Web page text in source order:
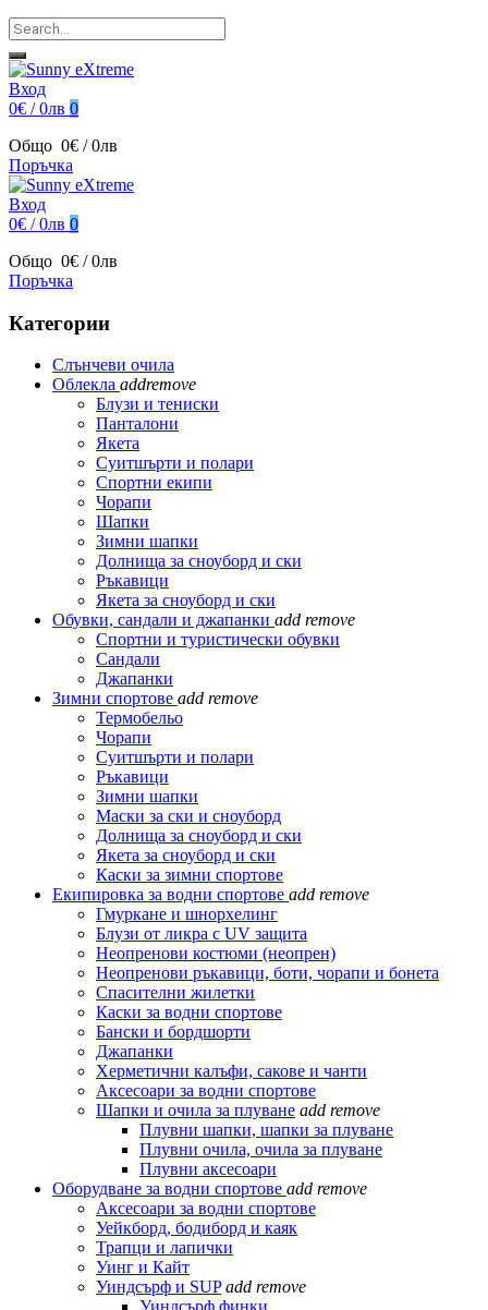
Вход
0€ / 0лв 0
Общо 0€ / 0лв
Поръчка
Вход
0€ / 0лв 0
Общо 0€ / 0лв
Поръчка
Категории
Слънчеви очила
Облекла addremove
Блузи и тениски
Панталони
Якета
Суитшърти и полари
Спортни екипи
Чорапи
Шапки
Зимни шапки
Долнища за сноуборд и ски
Ръкавици
Якета за сноуборд и ски
Обувки, сандали и джапанки add remove
Спортни и туристически обувки
Сандали
Джапанки
Зимни спортове add remove
Термобельо
Чорапи
Суитшърти и полари
Ръкавици
Зимни шапки
Маски за ски и сноуборд
Долнища за сноуборд и ски
Якета за сноуборд и ски
Каски за зимни спортове
Екипировка за водни спортове add remove
Гмуркане и шнорхелинг
Блузи от ликра с UV защита
Неопренови костюми (неопрен)
Неопренови ръкавици, боти, чорапи и бонета
Спасителни жилетки
Каски за водни спортове
Бански и бордшорти
Джапанки
Херметични калъфи, сакове и чанти
Аксесоари за водни спортове
Шапки и очила за плуване add remove
Плувни шапки, шапки за плуване
Плувни очила, очила за плуване
Плувни аксесоари
Оборудване за водни спортове add remove
Аксесоари за водни спортове
Уейкборд, бодиборд и каяк
Трапци и лапички
Уинг и Кайт
Уиндсърф и SUP add remove